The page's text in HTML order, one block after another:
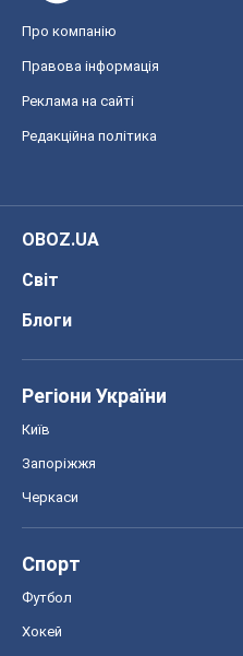
Про компанію
Правова інформація
Реклама на сайті
Редакційна політика
OBOZ.UA
Світ
Блоги
Регіони України
Київ
Запоріжжя
Черкаси
Спорт
Футбол
Хокей